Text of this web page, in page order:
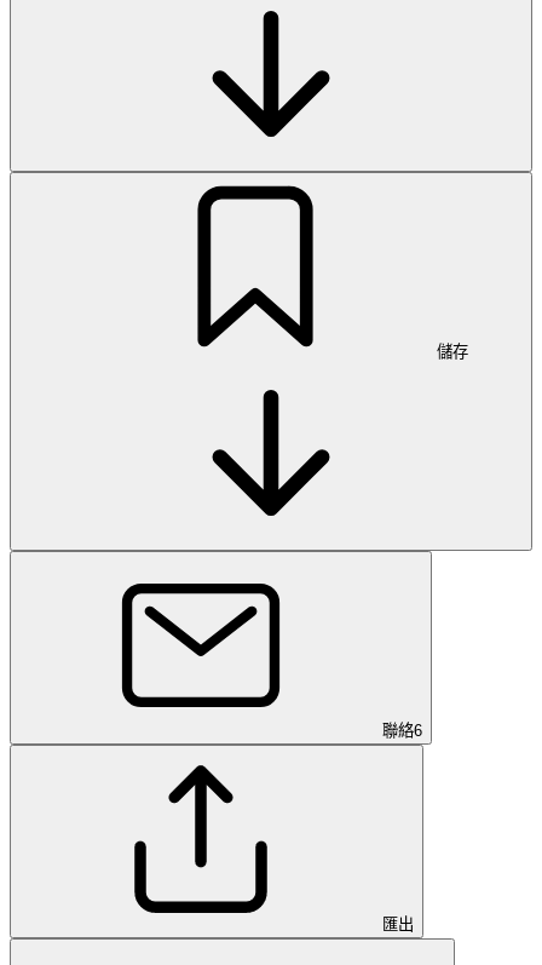
儲存
聯絡6
匯出